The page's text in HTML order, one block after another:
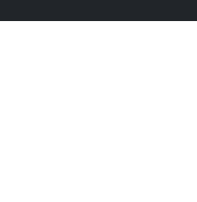
Наши награды